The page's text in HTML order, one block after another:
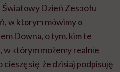
Dzień Zespołu
w którym mówimy o
Downa, o tym, kim te
w którym możemy realnie
się, że dzisiaj podpisuję